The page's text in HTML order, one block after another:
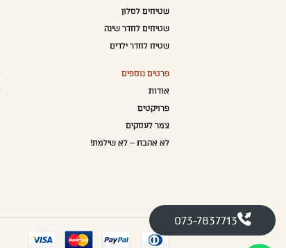
שטיחים לסלון
שטיחים לחדר שינה
שטיח לחדר ילדים
פרטים נוספים
אודות
פרויקטים
צמר לעסקים
לא אהבת – לא שילמת!
073-7837713